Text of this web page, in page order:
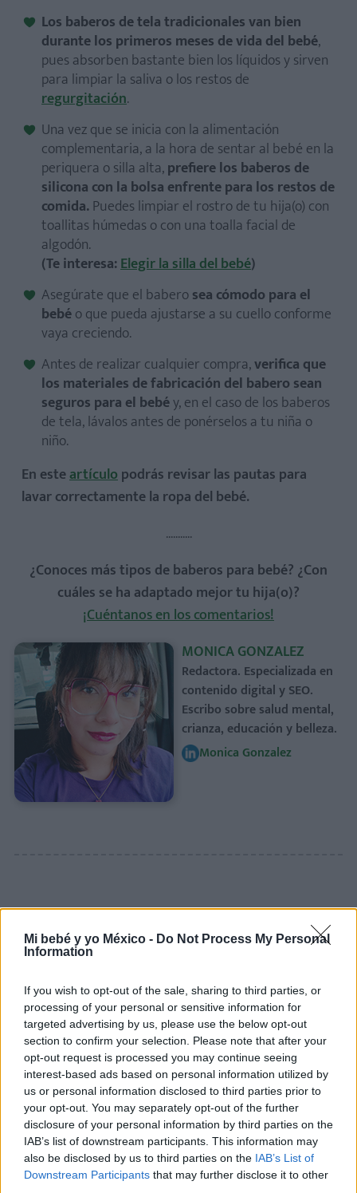
Mi bebé y yo México - Do Not Process My Personal
Information
If you wish to opt-out of the sale, sharing to third parties, or
processing of your personal or sensitive information for
targeted advertising by us, please use the below opt-out
section to confirm your selection. Please note that after your
opt-out request is processed you may continue seeing
interest-based ads based on personal information utilized by
us or personal information disclosed to third parties prior to
your opt-out. You may separately opt-out of the further
disclosure of your personal information by third parties on the
IAB’s list of downstream participants. This information may
also be disclosed by us to third parties on the IAB’s List of
Downstream Participants that may further disclose it to other
Los baberos de tela tradicionales van bien
durante los primeros meses de vida del bebé,
pues absorben bastante bien los líquidos y sirven
para limpiar la saliva o los restos de
regurgitación.
Una vez que se inicia con la alimentación
complementaria, a la hora de sentar al bebé en la
periquera o silla alta,prefiere los baberos de
silicona con la bolsa enfrente para los restos de
comida.Puedes limpiar el rostro de tu hija(o) con
toallitas húmedas o con una toalla facial de
algodón.
(Te interesa:Elegir la silla del bebé)
Asegúrate que el baberosea cómodo para el
bebéo que pueda ajustarse a su cuello conforme
vaya creciendo.
Antes de realizar cualquier compra,verifica que
los materiales de fabricación del babero sean
seguros para el bebéy, en el caso de los baberos
de tela, lávalos antes de ponérselos a tu niña o
niño.
En esteartículopodrás revisar las pautas para
lavar correctamente la ropa del bebé.
...........
¿Conoces más tipos de baberos para bebé? ¿Con
cuáles se ha adaptado mejor tu hija(o)?
¡Cuéntanos en los comentarios!
MONICA GONZALEZ
Redactora. Especializada en
contenido digital y SEO.
Escribo sobre salud mental,
crianza, educación y belleza.
Monica Gonzalez
Te puede interesar…
¿A qué edad un niño puede viajar en el asiento
delantero del coche?
LEER